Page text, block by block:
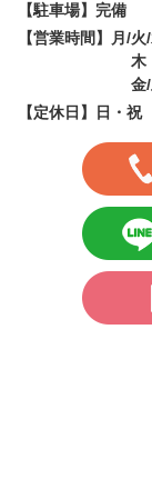
【駐車場】 完備
【営業時間】
月/
木
金/
【定休日】
日・祝